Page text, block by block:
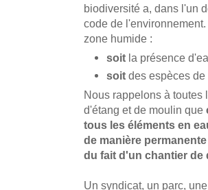
biodiversité a, dans l'un
code de
zone humide :
soit la présence
soit des espèces
Nous rappelons à toutes
d'étang et de moulin que
tous les éléments en
de manière
du fait d'un chantier
Un syndicat, un parc,